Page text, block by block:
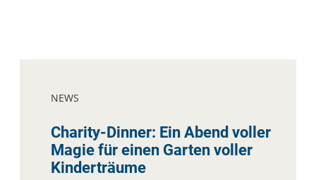
NEWS
Charity-Dinner: Ein Abend voller
Magie für einen Garten voller
Kinderträume